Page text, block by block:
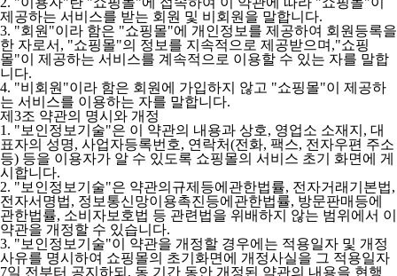
제공하는 서비스를 받는 회원 및 비회원을 말합니다.
3. "회원"이라 함은 "쇼핑몰"에 개인정보를 제공하여 회원등록을
한 자로서, "쇼핑몰"의 정보를 지속적으로 제공받으며,"쇼핑
몰"이 제공하는 서비스를 계속적으로 이용할 수 있는 자를 말합
니다.
4. "비회원"이라 함은 회원에 가입하지 않고 "쇼핑몰"이 제공하
는 서비스를 이용하는 자를 말합니다.
제3조 약관의 명시와 개정
1. "보인정보기술"은 이 약관의 내용과 상호, 영업소 소재지, 대
표자의 성명, 사업자등록번호, 연락처(전화, 팩스, 전자우편 주소
등) 등을 이용자가 알 수 있도록 쇼핑몰의 서비스 초기 화면에 게
시합니다.
2. "보인정보기술"은 약관의규제등에관한법률, 전자거래기본법,
전자서명법, 정보통신망이용촉진등에관한법률, 방문판매등에
관한법률, 소비자보호법 등 관련법을 위배하지 않는 범위에서 이
약관을 개정할 수 있습니다.
3. "보인정보기술"이 약관을 개정할 경우에는 적용일자 및 개정
사유를 명시하여 쇼핑몰의 초기화면에 개정사실을 그 적용일자
7일 전부터 공지하되, 동 기간 동안 개정된 약관의 내용을 현행